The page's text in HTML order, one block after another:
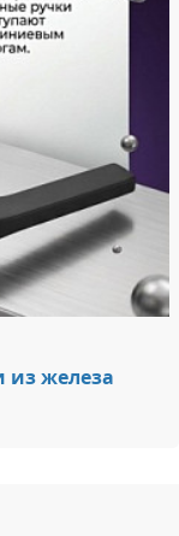
железа